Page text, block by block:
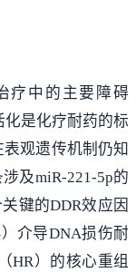
疗中的主要障碍
是化疗耐药的标
观遗传机制仍知
及miR-221-5p的
键的DDR效应因
介导DNA损伤耐
HR）的核心重组